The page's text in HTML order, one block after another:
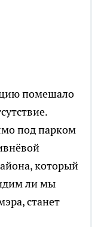
помешало
под парком
который
ли мы
станет